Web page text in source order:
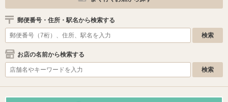
郵便番号・住所・駅名から検索する
お店の名前から検索する